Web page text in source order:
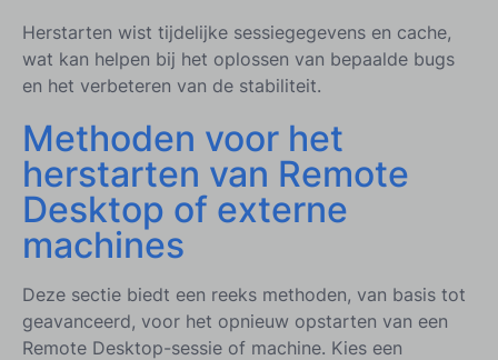
Herstarten wist tijdelijke sessiegegevens en cache,
wat kan helpen bij het oplossen van bepaalde bugs
en het verbeteren van de stabiliteit.
Methoden voor het
herstarten van Remote
Desktop of externe
machines
Deze sectie biedt een reeks methoden, van basis tot
geavanceerd, voor het opnieuw opstarten van een
Remote Desktop-sessie of machine. Kies een